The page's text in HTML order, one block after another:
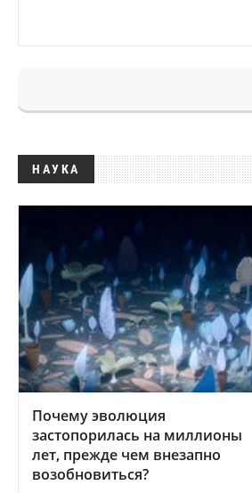
НАУКА
Почему эволюция
застопорилась на миллионы
лет, прежде чем внезапно
возобновиться?